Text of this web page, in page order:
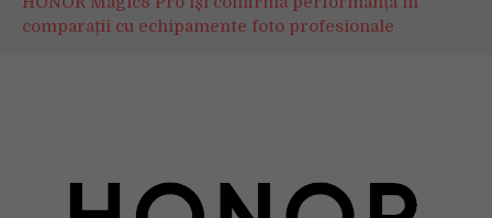
comparații cu echipamente foto profesionale